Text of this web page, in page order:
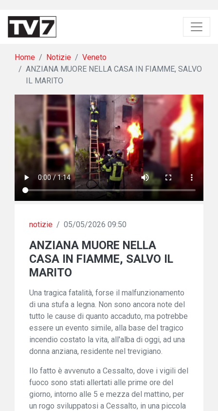
Home Notizie
Veneto
ANZIANA MUORE NELLA CASA IN FIAMME, SALVO
IL MARITO
notizie / 05/05/2026 09:50
ANZIANA MUORE NELLA
CASA IN FIAMME, SALVO IL
MARITO
Una tragica fatalità, forse il malfunzionamento
di una stufa a legna. Non sono ancora note del
tutto le cause di quanto accaduto, ma potrebbe
essere un evento simile, alla base del tragico
incendio costato la vita, all'alba di oggi, ad una
donna anziana, residente nel trevigiano.
Ilo fatto è avvenuto a Cessalto, dove i vigili del
fuoco sono stati allertati alle prime ore del
giorno, intorno alle 5 e mezza del mattino, per
un rogo sviluppatosi a Cessalto, in una piccola